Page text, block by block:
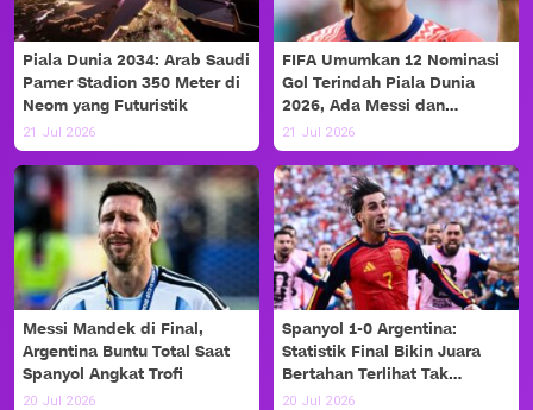
Piala Dunia 2034: Arab Saudi
Pamer Stadion 350 Meter di
Neom yang Futuristik
21 Jul 2026
FIFA Umumkan 12 Nominasi
Gol Terindah Piala Dunia
2026, Ada Messi dan
Haaland!
21 Jul 2026
Messi Mandek di Final,
Argentina Buntu Total Saat
Spanyol Angkat Trofi
20 Jul 2026
Spanyol 1-0 Argentina:
Statistik Final Bikin Juara
Bertahan Terlihat Tak
Berdaya
20 Jul 2026